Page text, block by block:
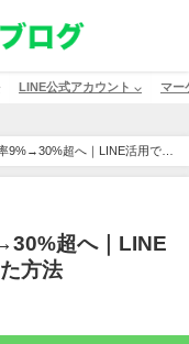
LINE公式アカウント ⌵ マー
9%→30%超へ｜LINE活用でオ
超へ｜LINE
方法